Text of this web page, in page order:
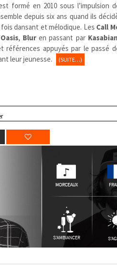
formé en 2010 sous l’impulsion
depuis six ans quand ils
fois dansant et mélodique. Les Call
Oasis, Bluren passant par Kasabian
références appuyés par le passé
leur jeunesse.
(SUITE…)